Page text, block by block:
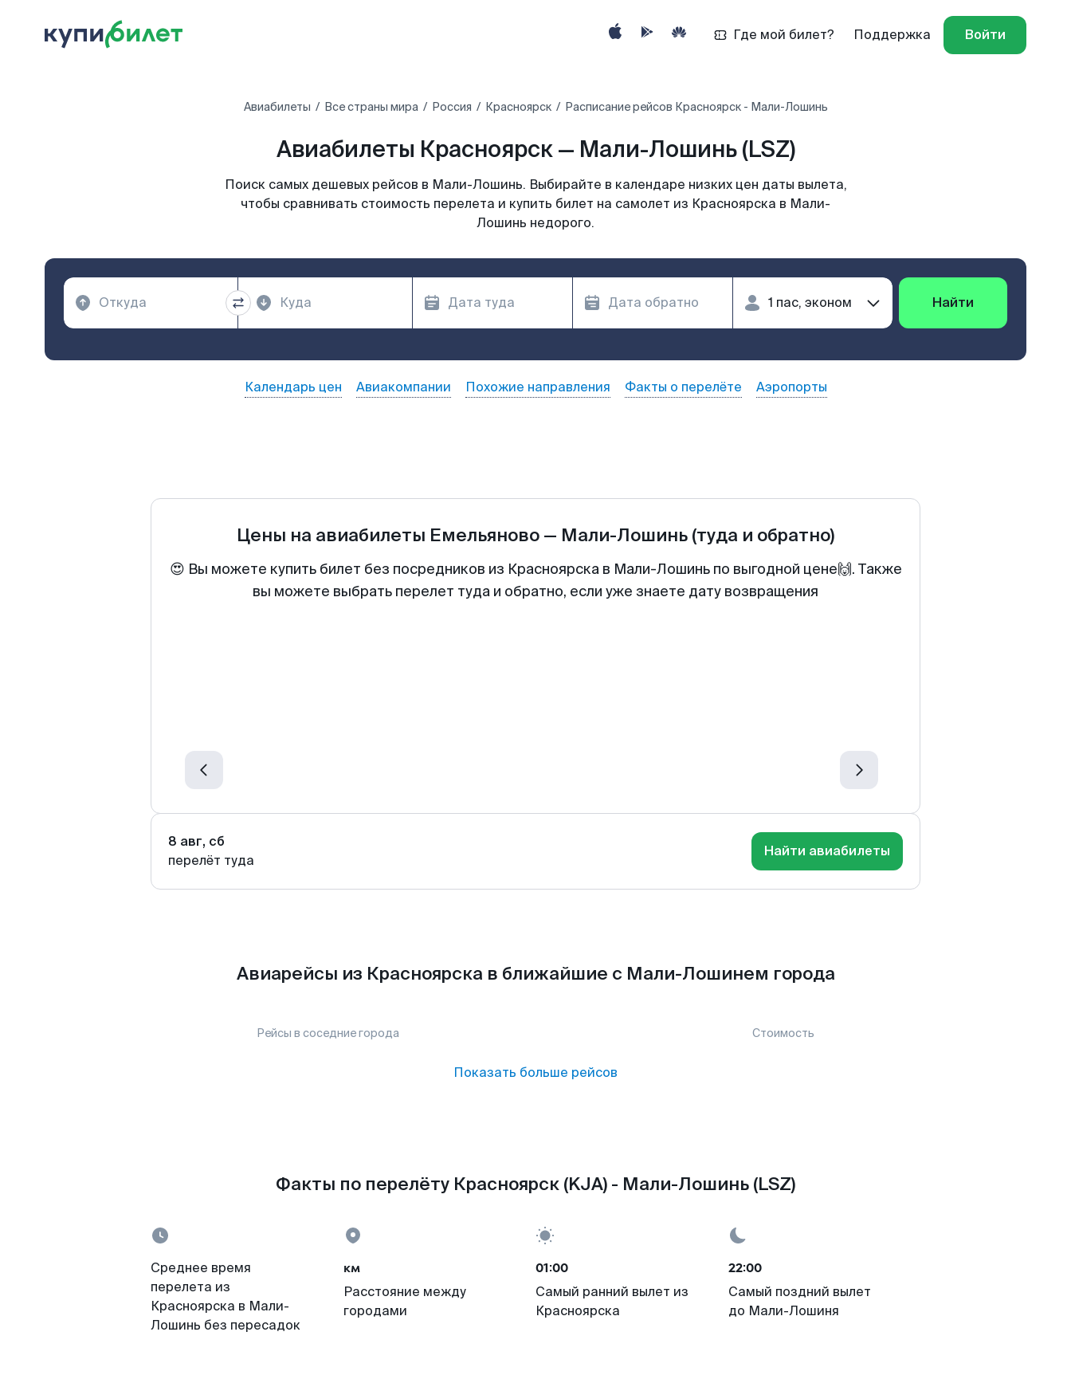
Где мой билет? Поддержка Войти
Авиабилеты Все страны мира Россия Красноярск Расписание рейсов Красноярск - Мали-Лошинь
Авиабилеты Красноярск — Мали-Лошинь (LSZ)
Поиск самых дешевых рейсов в Мали-Лошинь. Выбирайте в календаре низких цен даты вылета,
чтобы сравнивать стоимость перелета и купить билет на самолет из Красноярска в Мали-
Лошинь недорого.
Найти
Календарь цен Авиакомпании Похожие направления Факты о перелёте Аэропорты
Цены на авиабилеты Емельяново — Мали-Лошинь (туда и обратно)
😍 Вы можете купить билет без посредников из Красноярска в Мали-Лошинь по выгодной цене🙌. Также
вы можете выбрать перелет туда и обратно, если уже знаете дату возвращения
8 авг, сб
перелёт туда
Найти авиабилеты
Авиарейсы из Красноярска в ближайшие с Мали-Лошинем города
Рейсы в соседние города Стоимость
Показать больше рейсов
Факты по перелёту Красноярск (KJA) - Мали-Лошинь (LSZ)
Среднее время
перелета из
Красноярска в Мали-
Лошинь без пересадок
км
Расстояние между
городами
01:00
Самый ранний вылет из
Красноярска
22:00
Самый поздний вылет
до Мали-Лошиня